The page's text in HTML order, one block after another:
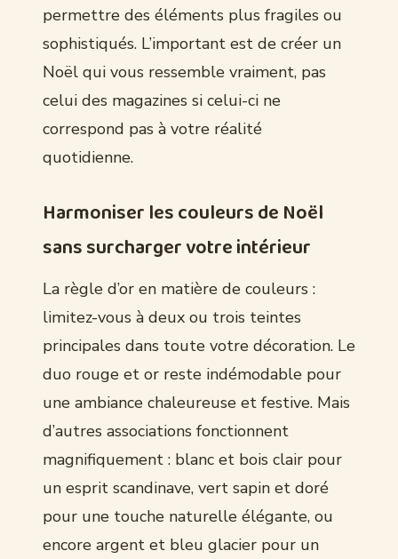
permettre des éléments plus fragiles ou
sophistiqués. L’important est de créer un
Noël qui vous ressemble vraiment, pas
celui des magazines si celui-ci ne
correspond pas à votre réalité
quotidienne.
Harmoniser les couleurs de Noël
sans surcharger votre intérieur
La règle d’or en matière de couleurs :
limitez-vous à deux ou trois teintes
principales dans toute votre décoration. Le
duo rouge et or reste indémodable pour
une ambiance chaleureuse et festive. Mais
d’autres associations fonctionnent
magnifiquement : blanc et bois clair pour
un esprit scandinave, vert sapin et doré
pour une touche naturelle élégante, ou
encore argent et bleu glacier pour un